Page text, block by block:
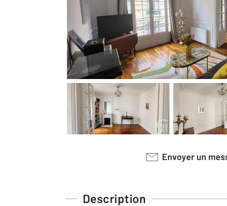
Envoyer un
Description